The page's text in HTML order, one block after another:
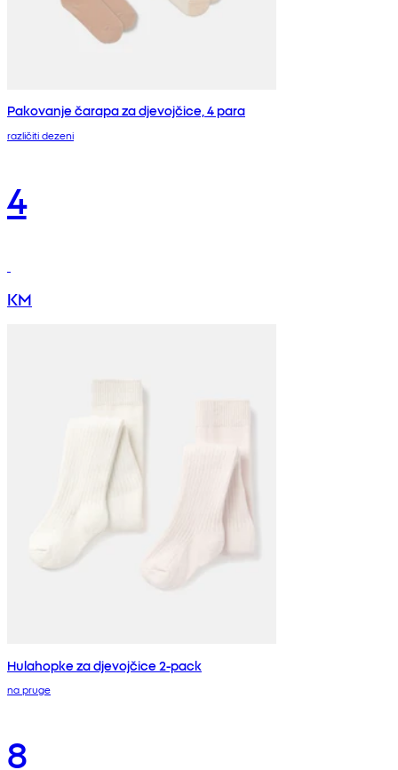
Pakovanje čarapa za djevojčice, 4 para
različiti dezeni
4
KM
Hulahopke za djevojčice 2-pack
na pruge
8